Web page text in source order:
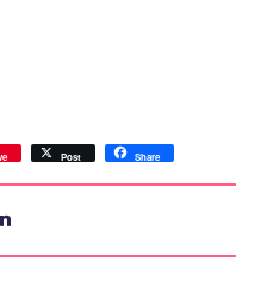
Post Share